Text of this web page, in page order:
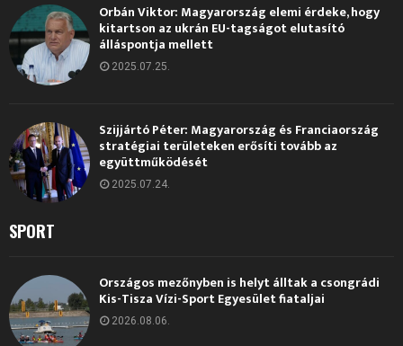
Orbán Viktor: Magyarország elemi érdeke, hogy
kitartson az ukrán EU-tagságot elutasító
álláspontja mellett
2025.07.25.
Szijjártó Péter: Magyarország és Franciaország
stratégiai területeken erősíti tovább az
együttműködését
2025.07.24.
SPORT
Országos mezőnyben is helyt álltak a csongrádi
Kis-Tisza Vízi-Sport Egyesület fiataljai
2026.08.06.